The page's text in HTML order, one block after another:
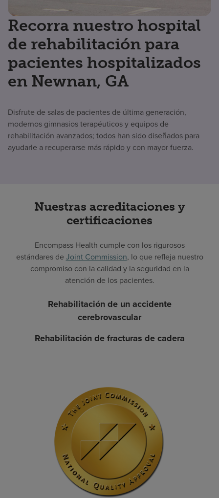
Recorra nuestro hospital
de rehabilitación para
pacientes hospitalizados
en Newnan, GA
Disfrute de salas de pacientes de última generación,
modernos gimnasios terapéuticos y equipos de
rehabilitación avanzados; todos han sido diseñados para
ayudarle a recuperarse más rápido y con mayor fuerza.
Nuestras acreditaciones y
certificaciones
Encompass Health cumple con los rigurosos
estándares de Joint Commission, lo que refleja nuestro
compromiso con la calidad y la seguridad en la
atención de los pacientes.
Rehabilitación de un accidente
cerebrovascular
Rehabilitación de fracturas de cadera